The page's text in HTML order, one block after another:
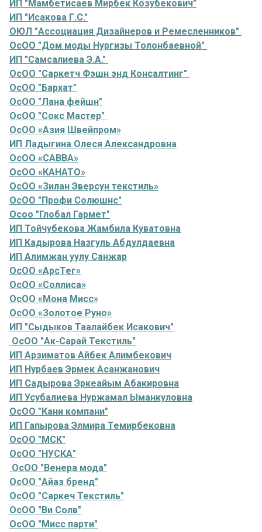
ИП "Мамбетисаев Мирбек Козубекович"
ИП "Исакова Г.С."
ОЮЛ "Ассоциация Дизайнеров и Ремесленников"
ОсОО "Дом моды Нургизы Толонбаевной"
ИП "Самсалиева Э.А."
ОсОО "Саркетч Фэшн энд Консалтинг"
ОсОО "Бархат"
ОсОО "Лана фейшн"
ОсОО "Сокс Мастер"
ОсОО «Азия Швейпром»
ИП Ладыгина Олеся Александровна
ОсОО «САВВА»
ОсОО «КАНАТО»
ОсОО «Зилан Эверсун текстиль»
ОсОО "Профи Солюшнс"
Осоо "Глобал Гармет"
ИП Тойчубекова Жамбила Куватовна
ИП Кадырова Назгуль Абдулдаевна
ИП Алимжан уулу Санжар
ОсОО «АрсТег»
ОсОО «Соллиса»
ОсОО «Мона Мисс»
ОсОО «Золотое Руно»
ИП "Сыдыков Таалайбек Исакович"
ОсОО "Ак-Сарай Текстиль"
ИП Арзиматов Айбек Алимбекович
ИП Нурбаев Эрмек Асанжанович
ИП Садырова Эркеайым Абакировна
ИП Усубалиева Нуржамал Ыманкуловна
ОсОО "Кани компани"
ИП Гапырова Элмира Темирбековна
ОсОО "МСК"
ОсОО "НУСКА"
ОсОО "Венера мода"
ОсОО "Айаз бренд"
ОсОО "Саркеч Текстиль"
ОсОО "Ви Солв"
ОсОО "Мисс парти"